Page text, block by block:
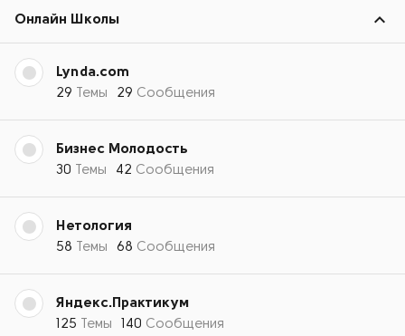
Онлайн Школы
Lynda.com
29 Темы 29 Сообщения
Бизнес Молодость
30 Темы 42 Сообщения
Нетология
58 Темы 68 Сообщения
Яндекс.Практикум
125 Темы 140 Сообщения